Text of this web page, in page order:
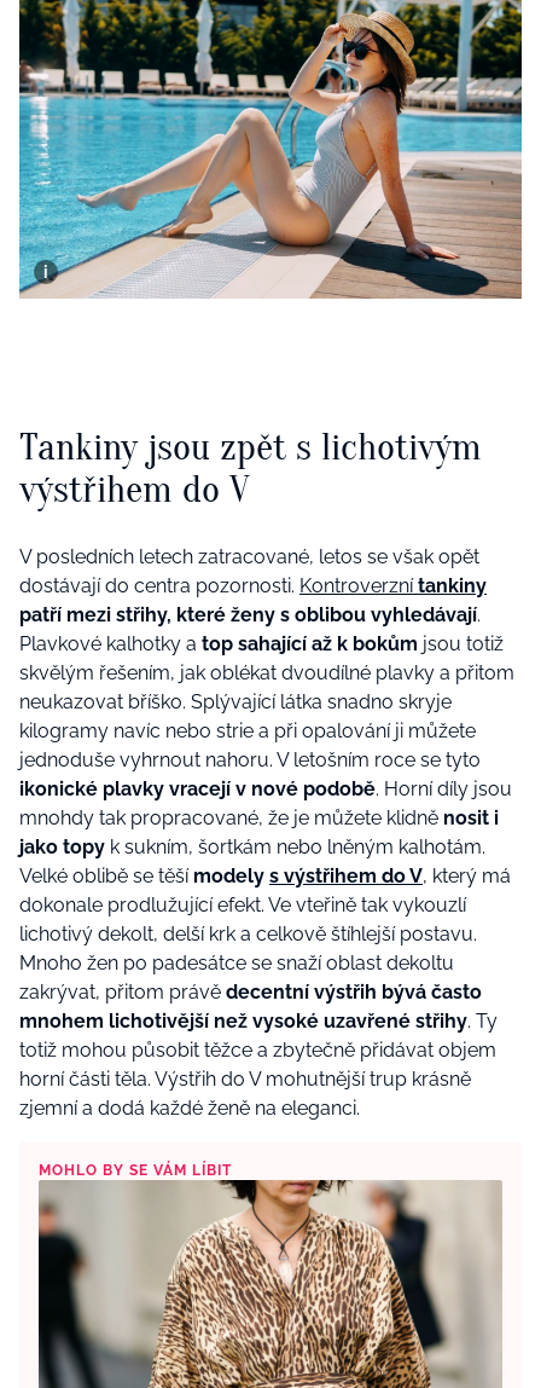
Tankiny jsou zpět s lichotivým
výstřihem do V
V posledních letech zatracované, letos se však opět
dostávají do centra pozornosti. Kontroverznítankiny
patří mezi střihy, které ženy s oblibou vyhledávají.
Plavkové kalhotky a top sahající až k bokům jsou totiž
skvělým řešením, jak oblékat dvoudílné plavky a přitom
neukazovat bříško. Splývající látka snadno skryje
kilogramy navíc nebo strie a při opalování ji můžete
jednoduše vyhrnout nahoru. V letošním roce se tyto
ikonické plavky vracejí v nové podobě. Horní díly jsou
mnohdy tak propracované, že je můžete klidně nosit i
jako topy k sukním, šortkám nebo lněným kalhotám.
Velké oblibě se těší modely s výstřihem do V, který má
dokonale prodlužující efekt. Ve vteřině tak vykouzlí
lichotivý dekolt, delší krk a celkově štíhlejší postavu.
Mnoho žen po padesátce se snaží oblast dekoltu
zakrývat, přitom právě decentní výstřih bývá často
mnohem lichotivější než vysoké uzavřené střihy. Ty
totiž mohou působit těžce a zbytečně přidávat objem
horní části těla. Výstřih do V mohutnější trup krásně
zjemní a dodá každé ženě na eleganci.
MOHLO BY SE VÁM LÍBIT